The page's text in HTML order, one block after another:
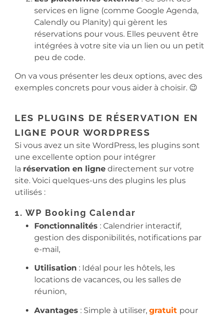
services en ligne (comme Google Agenda,
Calendly ou Planity) qui gèrent les
réservations pour vous. Elles peuvent être
intégrées à votre site via un lien ou un petit
peu de code.
On va vous présenter les deux options, avec des
exemples concrets pour vous aider à choisir. 😉
LES PLUGINS DE RÉSERVATION EN
LIGNE POUR WORDPRESS
Si vous avez un site WordPress, les plugins sont
une excellente option pour intégrer
la réservation en ligne directement sur votre
site. Voici quelques-uns des plugins les plus
utilisés :
1. WP Booking Calendar
Fonctionnalités : Calendrier interactif,
gestion des disponibilités, notifications par
e-mail,
Utilisation : Idéal pour les hôtels, les
locations de vacances, ou les salles de
réunion,
Avantages : Simple à utiliser, gratuit pour